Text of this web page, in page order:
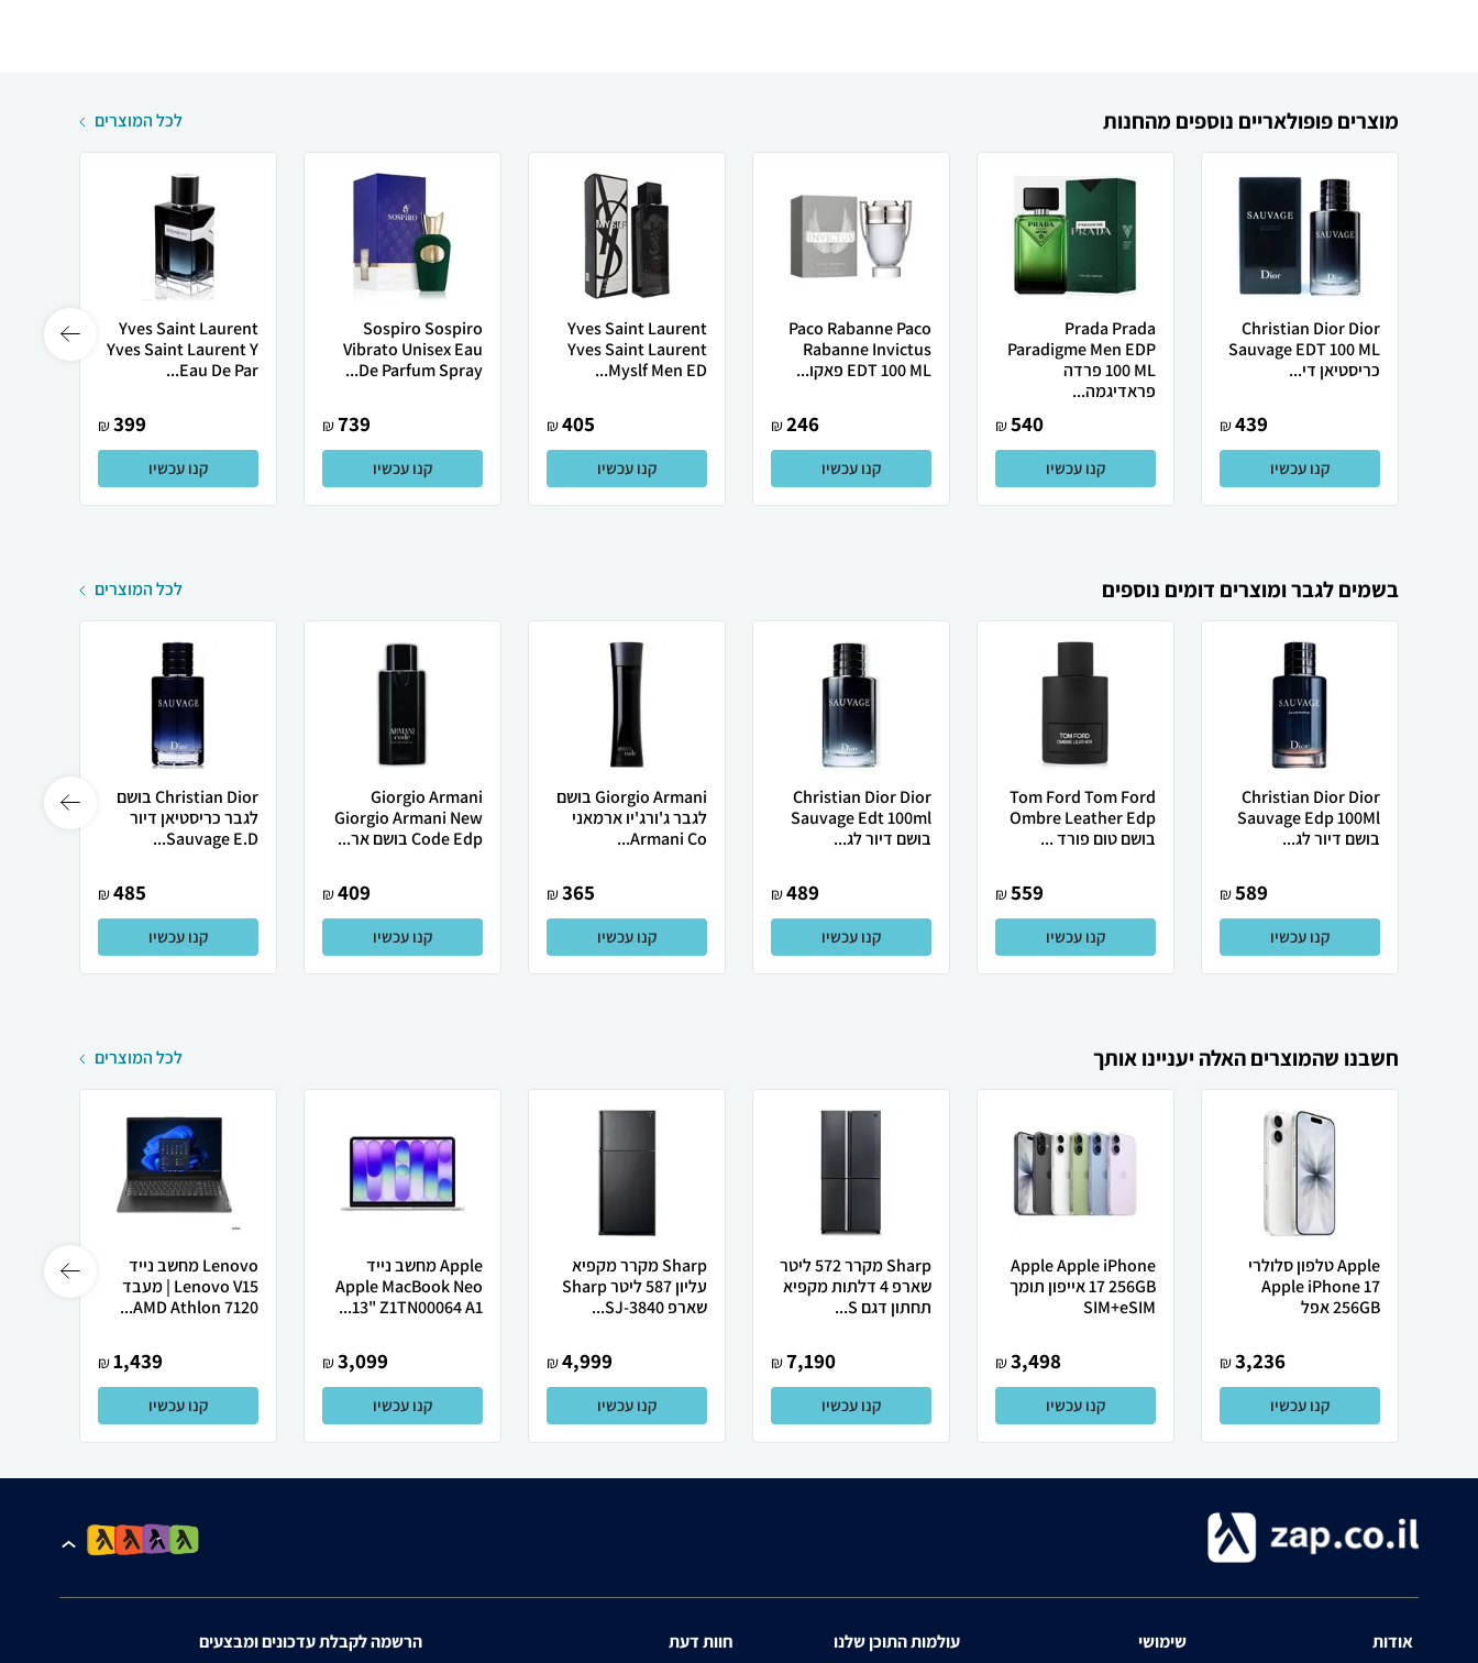
מוצרים פופולאריים נוספים מהחנות לכל המוצרים
Christian Dior Dior
Sauvage EDT 100 ML
כריסטיאן די...
439
₪
קנו עכשיו
Prada Prada
Paradigme Men EDP
100 ML פרדה
פראדיגמה...
540
₪
קנו עכשיו
Paco Rabanne Paco
Rabanne Invictus
EDT 100 ML פאקו...
246
₪
קנו עכשיו
Yves Saint Laurent
Yves Saint Laurent
Myslf Men ED...
405
₪
קנו עכשיו
Sospiro Sospiro
Vibrato Unisex Eau
De Parfum Spray...
739
₪
קנו עכשיו
Yves Saint Laurent
Yves Saint Laurent Y
Eau De Par...
399
₪
קנו עכשיו
בשמים לגבר ומוצרים דומים נוספים לכל המוצרים
Christian Dior Dior
Sauvage Edp 100Ml
בושם דיור לג...
589
₪
קנו עכשיו
Tom Ford Tom Ford
Ombre Leather Edp
בושם טום פורד ...
559
₪
קנו עכשיו
Christian Dior Dior
Sauvage Edt 100ml
בושם דיור לג...
489
₪
קנו עכשיו
Giorgio Armani בושם
לגבר ג'ורג'יו ארמאני
Armani Co...
365
₪
קנו עכשיו
Giorgio Armani
Giorgio Armani New
Code Edp בושם אר...
409
₪
קנו עכשיו
Christian Dior בושם
לגבר כריסטיאן דיור
Sauvage E.D...
485
₪
קנו עכשיו
חשבנו שהמוצרים האלה יעניינו אותך לכל המוצרים
Apple טלפון סלולרי
Apple iPhone 17
256GB אפל
3,236
₪
קנו עכשיו
Apple Apple iPhone
17 256GB אייפון תומך
SIM+eSIM
3,498
₪
קנו עכשיו
Sharp מקרר 572 ליטר
שארפ 4 דלתות מקפיא
תחתון דגם S...
7,190
₪
קנו עכשיו
Sharp מקרר מקפיא
עליון 587 ליטר Sharp
שארפ SJ-3840...
4,999
₪
קנו עכשיו
Apple מחשב נייד
Apple MacBook Neo
13" Z1TN00064 A1...
3,099
₪
קנו עכשיו
Lenovo מחשב נייד
Lenovo V15 | מעבד
AMD Athlon 7120...
1,439
₪
קנו עכשיו
אודות שימושי עולמות התוכן שלנו חוות דעת הרשמה לקבלת עדכונים ומבצעים